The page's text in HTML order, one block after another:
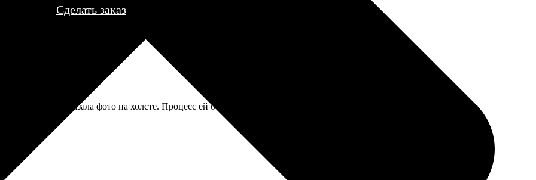
Сделать заказ
выбрала и заказала фото на холсте. Процесс ей объяснили по телефону чётко, справилась даже без моей помощи.